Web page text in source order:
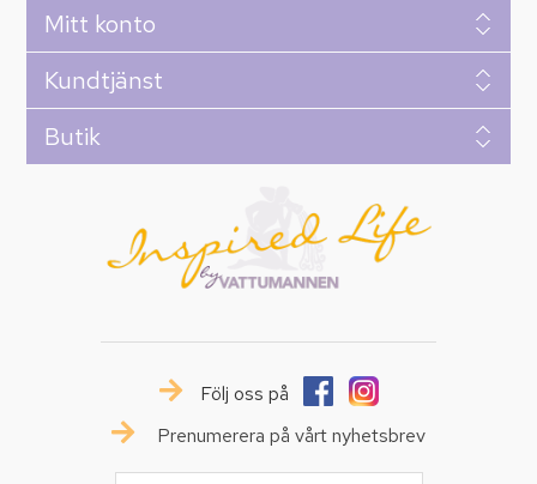
Mitt konto
Kundtjänst
Butik
Följ oss på
Prenumerera på vårt nyhetsbrev